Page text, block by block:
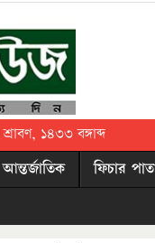
১৪৩৩ বঙ্গাব্দ
আন্তর্জাতিক ফিচার